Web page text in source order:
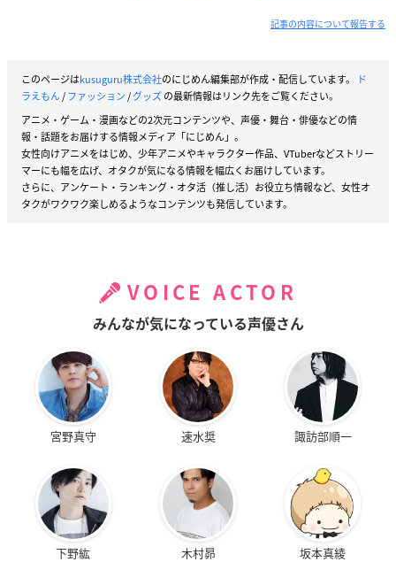
記事の内容について報告する
このページはkusuguru株式会社のにじめん編集部が作成・配信しています。
ド
ラえもん/ファッション/グッズの最新情報はリンク先をご覧ください。
アニメ・ゲーム・漫画などの2次元コンテンツや、声優・舞台・俳優などの情
報・話題をお届けする情報メディア「にじめん」。
女性向けアニメをはじめ、少年アニメやキャラクター作品、VTuberなどストリー
マーにも幅を広げ、オタクが気になる情報を幅広くお届けしています。
さらに、アンケート・ランキング・オタ活（推し活）お役立ち情報など、女性オ
タクがワクワク楽しめるようなコンテンツも発信しています。
VOICE ACTOR
みんなが気になっている声優さん
宮野真守 速水奨 諏訪部順一
下野紘 木村昴 坂本真綾